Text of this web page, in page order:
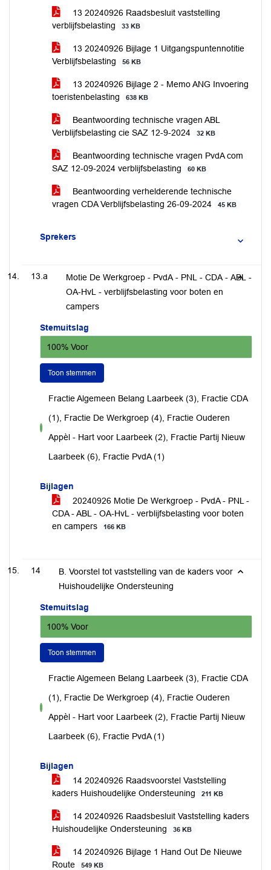
13 20240926 Raadsbesluit vaststelling
verblijfsbelasting
33 KB
13 20240926 Bijlage 1 Uitgangspuntennotitie
Verblijfsbelasting
56 KB
13 20240926 Bijlage 2 - Memo ANG Invoering
toeristenbelasting
638 KB
Beantwoording technische vragen ABL
Verblijfsbelasting cie SAZ 12-9-2024
32 KB
Beantwoording technische vragen PvdA com
SAZ 12-09-2024 verblijfsbelasting
60 KB
Beantwoording verhelderende technische
vragen CDA Verblijfsbelasting 26-09-2024
45 KB
Sprekers
13.a
Motie De Werkgroep - PvdA - PNL - CDA - ABL -
OA-HvL - verblijfsbelasting voor boten en
campers
Stemuitslag
100% Voor
Toon stemmen
voor
Fractie Algemeen Belang Laarbeek (3), Fractie CDA
(1), Fractie De Werkgroep (4), Fractie Ouderen
Appèl - Hart voor Laarbeek (2), Fractie Partij Nieuw
Laarbeek (6), Fractie PvdA (1)
Bijlagen
20240926 Motie De Werkgroep - PvdA - PNL -
CDA - ABL - OA-HvL - verblijfsbelasting voor boten
en campers
166 KB
14
B. Voorstel tot vaststelling van de kaders voor
Huishoudelijke Ondersteuning
Stemuitslag
100% Voor
Toon stemmen
voor
Fractie Algemeen Belang Laarbeek (3), Fractie CDA
(1), Fractie De Werkgroep (4), Fractie Ouderen
Appèl - Hart voor Laarbeek (2), Fractie Partij Nieuw
Laarbeek (6), Fractie PvdA (1)
Bijlagen
14 20240926 Raadsvoorstel Vaststelling
kaders Huishoudelijke Ondersteuning
211 KB
14 20240926 Raadsbesluit Vaststelling kaders
Huishoudelijke Ondersteuning
36 KB
14 20240926 Bijlage 1 Hand Out De Nieuwe
Route
549 KB